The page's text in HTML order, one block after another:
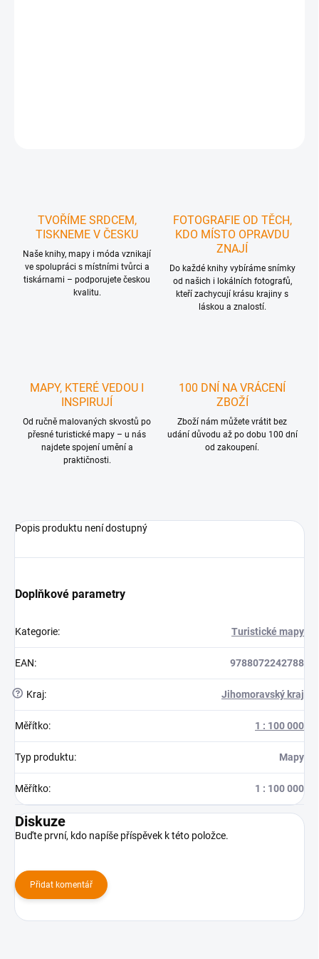
TVOŘÍME SRDCEM,
TISKNEME V ČESKU
Naše knihy, mapy i móda vznikají
ve spolupráci s místními tvůrci a
tiskárnami – podporujete českou
kvalitu.
FOTOGRAFIE OD TĚCH,
KDO MÍSTO OPRAVDU
ZNAJÍ
Do každé knihy vybíráme snímky
od našich i lokálních fotografů,
kteří zachycují krásu krajiny s
láskou a znalostí.
MAPY, KTERÉ VEDOU I
INSPIRUJÍ
Od ručně malovaných skvostů po
přesné turistické mapy – u nás
najdete spojení umění a
praktičnosti.
100 DNÍ NA VRÁCENÍ
ZBOŽÍ
Zboží nám můžete vrátit bez
udání důvodu až po dobu 100 dní
od zakoupení.
Popis produktu není dostupný
Doplňkové parametry
Kategorie: Turistické mapy
EAN: 9788072242788
? Kraj: Jihomoravský kraj
Měřítko: 1 : 100 000
Typ produktu: Mapy
Měřítko: 1 : 100 000
Diskuze
Buďte první, kdo napíše příspěvek k této položce.
Přidat komentář